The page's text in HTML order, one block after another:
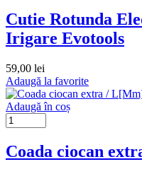
Cutie Rotunda
Irigare Evotools
59,00 lei
Adaugă la favorite
Adaugă în coș
Coada ciocan